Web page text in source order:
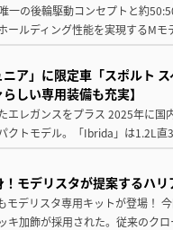
一の後輪駆動コンセプトと約
ールディング性能を実現するM
ア」に限定車「スポルト
しい専用装備も充実】
エレガンスをプラス 2025年に
クトモデル。「Ibrida」は1.2L
モデリスタが提案するハリ
モデリスタ専用キットが登場！
キ加飾が採用された。従来のク